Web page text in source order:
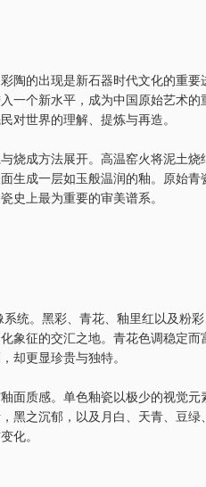
陶的出现是新石器时代文化的重要
一个新水平，成为中国原始艺术的
对世界的理解、提炼与再造。
烧成方法展开。高温窑火将泥土烧
生成一层如玉般温润的釉。原始青
史上最为重要的审美谱系。
统。黑彩、青花、釉里红以及粉
象征的交汇之地。青花色调稳定而
却更显珍贵与独特。
面质感。单色釉瓷以极少的视觉元
黑之沉郁，以及月白、天青、豆绿
化。